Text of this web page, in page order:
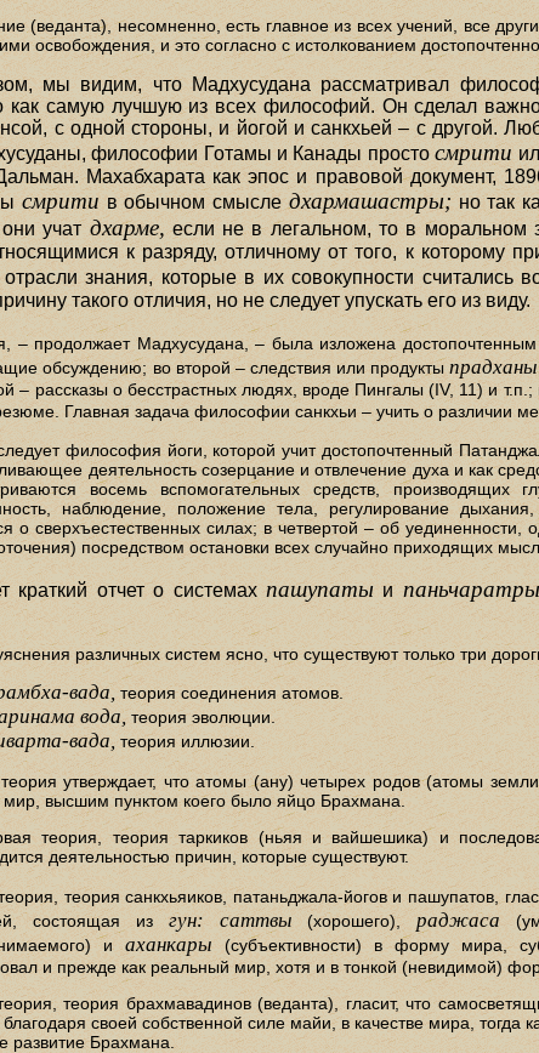
(веданта), несомненно, есть главное из всех учений, все
освобождения, и это согласно с истолкованием
мы видим, что Мадхусудана рассматривал
как самую лучшую из всех философий. Он сделал
с одной стороны, и йогой и санкхьей – с другой.
философии Готамы и Канады простосмрити
Махабхарата как эпос и правовой документ,
смрити в обычном смыследхармашастры; но так
учат дхарме,если не в легальном, то в моральном
к разряду, отличному от того, к
знания, которые в их совокупности считались
такого отличия, но не следует упускать его из виду.
– продолжает Мадхусудана, – была изложена
обсуждению; во второй – следствия или продукты прадханы
– рассказы о бесстрастных людях, вроде Пингалы (IV, 11) и
Главная задача философии санкхьи – учить о различии
философия йоги, которой учит достопочтенный
деятельность созерцание и отвлечение духа и как
восемь вспомогательных средств,
наблюдение, положение тела, регулирование
о сверхъестественных силах; в четвертой – об
посредством остановки всех случайно приходящих
краткий отчет о системах пашупатыи паньчаратры
различных систем ясно, что существуют только три
вада, теория соединения атомов.
вода, теория эволюции.
вада, теория иллюзии.
утверждает, что атомы (ану) четырех родов (атомы
мир, высшим пунктом коего было яйцо Брахмана.
теория, теория таркиков (ньяя и вайшешика) и
деятельностью причин, которые существуют.
теория санкхьяиков, патаньджала-йогов и пашупатов,
состоящая изгун: саттвы (хорошего),раджаса
иаханкары (субъективности) в форму мира,
и прежде как реальный мир, хотя и в тонкой (невидимой)
теория брахмавадинов (веданта), гласит, что
своей собственной силе майи, в качестве мира,
развитие Брахмана.